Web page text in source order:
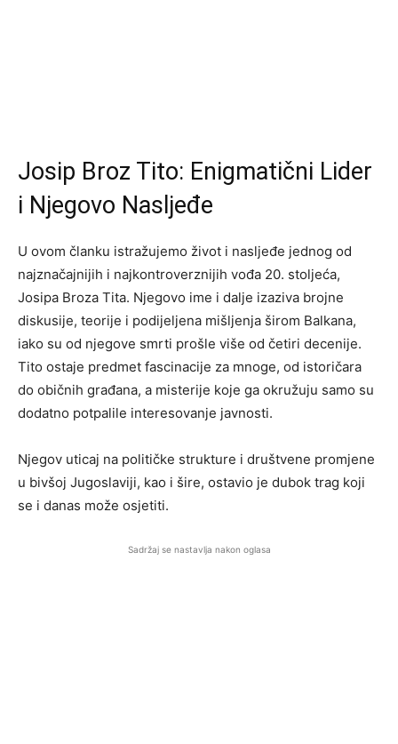
Josip Broz Tito: Enigmatični Lider
i Njegovo Nasljeđe
U ovom članku istražujemo život i nasljeđe jednog od
najznačajnijih i najkontroverznijih vođa 20. stoljeća,
Josipa Broza Tita. Njegovo ime i dalje izaziva brojne
diskusije, teorije i podijeljena mišljenja širom Balkana,
iako su od njegove smrti prošle više od četiri decenije.
Tito ostaje predmet fascinacije za mnoge, od istoričara
do običnih građana, a misterije koje ga okružuju samo su
dodatno potpalile interesovanje javnosti.
Njegov uticaj na političke strukture i društvene promjene
u bivšoj Jugoslaviji, kao i šire, ostavio je dubok trag koji
se i danas može osjetiti.
Sadržaj se nastavlja nakon oglasa